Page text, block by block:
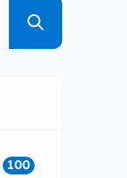
100